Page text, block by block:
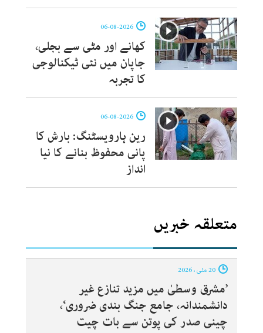
کھانے اور مٹی سے بجلی،
جاپان میں نئی ٹیکنالوجی
کا تجربہ
رین ہارویسٹنگ: بارش کا
پانی محفوظ بنانے کا نیا
انداز
متعلقہ خبریں
’مشرق وسطیٰ میں مزید تنازع غیر
دانشمندانہ، جامع جنگ بندی ضروری‘،
چینی صدر کی پوتن سے بات چیت